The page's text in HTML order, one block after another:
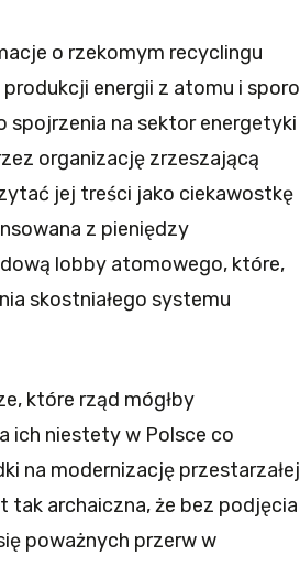
o rzekomym recyclingu
energii z atomu i sporo
spojrzenia na sektor energetyki
organizację zrzeszającą
jej treści jako ciekawostkę
z pieniędzy
lobby atomowego, które,
skostniałego systemu
które rząd mógłby
ich niestety w Polsce co
na modernizację przestarzałej
tak archaiczna, że bez podjęcia
poważnych przerw w